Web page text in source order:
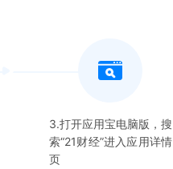
3.打开应用宝电脑版，搜
索“21财经”进入应用详情
页